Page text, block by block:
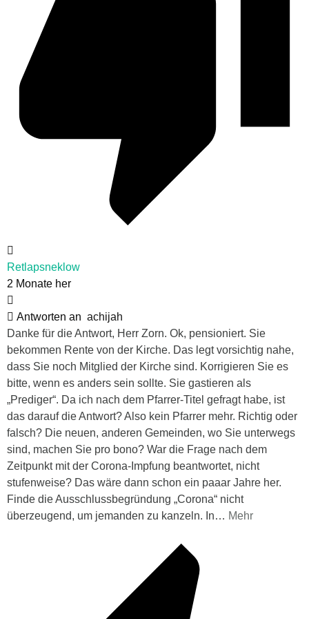
Retlapsneklow
2 Monate her
Antworten an achijah
Danke für die Antwort, Herr Zorn. Ok, pensioniert. Sie
bekommen Rente von der Kirche. Das legt vorsichtig nahe,
dass Sie noch Mitglied der Kirche sind. Korrigieren Sie es
bitte, wenn es anders sein sollte. Sie gastieren als
„Prediger“. Da ich nach dem Pfarrer-Titel gefragt habe, ist
das darauf die Antwort? Also kein Pfarrer mehr. Richtig oder
falsch? Die neuen, anderen Gemeinden, wo Sie unterwegs
sind, machen Sie pro bono? War die Frage nach dem
Zeitpunkt mit der Corona-Impfung beantwortet, nicht
stufenweise? Das wäre dann schon ein paaar Jahre her.
Finde die Ausschlussbegründung „Corona“ nicht
überzeugend, um jemanden zu kanzeln. In… Mehr